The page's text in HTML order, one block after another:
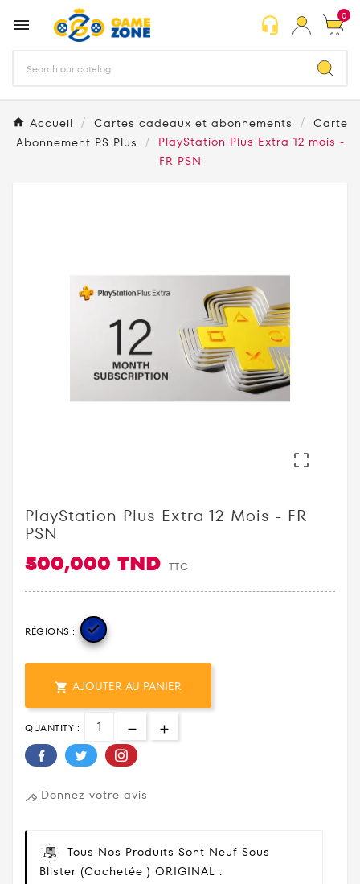
 headset_mic 0
Accueil Cartes cadeaux et abonnements
Carte
Abonnement PS Plus
PlayStation Plus Extra 12 mois -
FR PSN

PlayStation Plus Extra 12 Mois - FR
PSN
500,000 TND TTC
RÉGIONS : 
 AJOUTER AU PANIER
QUANTITY :
Donnez votre avis
Tous Nos Produits Sont Neuf Sous
Blister (cachetée ) ORIGINAL .